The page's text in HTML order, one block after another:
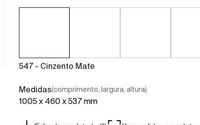
547 - Cinzento Mate
Medidas(comprimento, largura, altura)
1005 x 460 x 537 mm